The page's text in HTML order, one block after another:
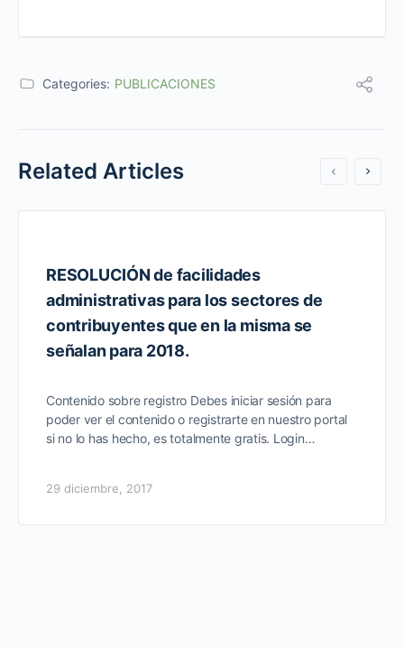
Categories: PUBLICACIONES
Related Articles
RESOLUCIÓN de facilidades
administrativas para los sectores de
contribuyentes que en la misma se
señalan para 2018.
Contenido sobre registro Debes iniciar sesión para
poder ver el contenido o registrarte en nuestro portal
si no lo has hecho, es totalmente gratis. Login…
29 diciembre, 2017